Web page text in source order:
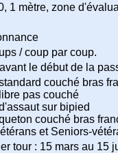
1 mètre, zone
/ coup par coup.
le début de la
couché bras
pas couché
sur bipied
couché bras
et Seniors-
tour : 15 mars au 15